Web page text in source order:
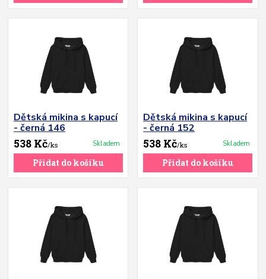
Dětská mikina s kapucí
- černá 146
538 Kč/ks Skladem
Přidat do košíku
Dětská mikina s kapucí
- černá 152
538 Kč/ks Skladem
Přidat do košíku